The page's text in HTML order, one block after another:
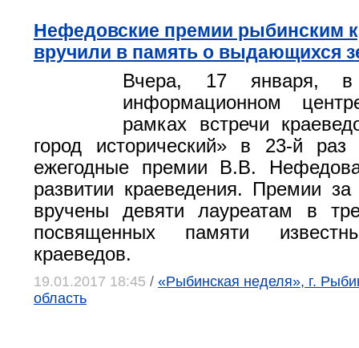
Нефедовские премии рыбинским
вручили в память о выдающихся
Вчера, 17 января, в
информационном
рамках встречи
город исторический» в 23-й
ежегодные премии В.В.
развитии краеведения. Премии
вручены девяти лауреатам в
посвященных памяти
краеведов.
19.01.2017 18:45 / «Рыбинская неделя», г.
область